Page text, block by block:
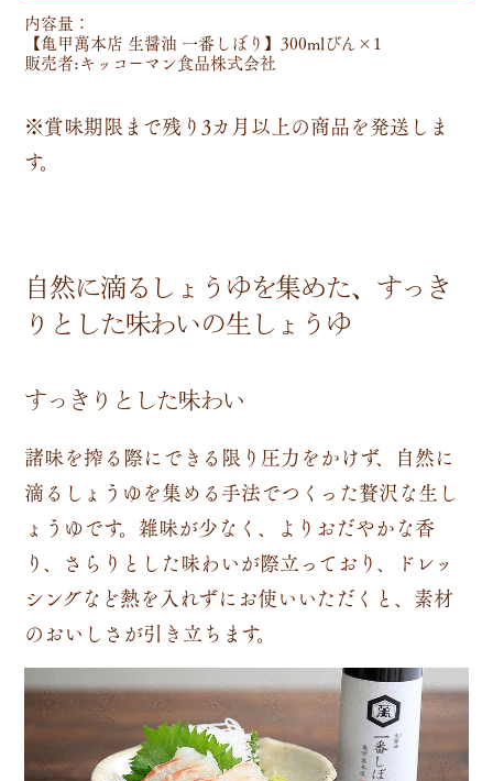
内容量：
【亀甲萬本店 生醤油 一番しぼり】300mlびん×1
販売者:キッコーマン食品株式会社
※賞味期限まで残り3カ月以上の商品を発送しま
す。
自然に滴るしょうゆを集めた、すっき
りとした味わいの生しょうゆ
すっきりとした味わい
諸味を搾る際にできる限り圧力をかけず、自然に
滴るしょうゆを集める手法でつくった贅沢な生し
ょうゆです。雑味が少なく、よりおだやかな香
り、さらりとした味わいが際立っており、ドレッ
シングなど熱を入れずにお使いいただくと、素材
のおいしさが引き立ちます。